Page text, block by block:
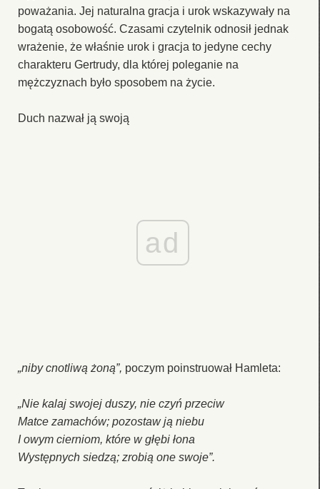
poważania. Jej naturalna gracja i urok wskazywały na
bogatą osobowość. Czasami czytelnik odnosił jednak
wrażenie, że właśnie urok i gracja to jedyne cechy
charakteru Gertrudy, dla której poleganie na
mężczyznach było sposobem na życie.
Duch nazwał ją swoją
ad
„niby cnotliwą żoną”, poczym poinstruował Hamleta:
„Nie kalaj swojej duszy, nie czyń przeciw
Matce zamachów; pozostaw ją niebu
I owym cierniom, które w głębi łona
Występnych siedzą; zrobią one swoje”.